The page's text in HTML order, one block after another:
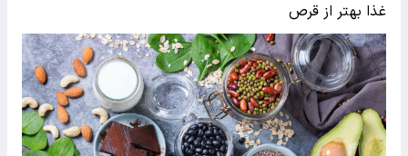
غذا بهتر از قرص